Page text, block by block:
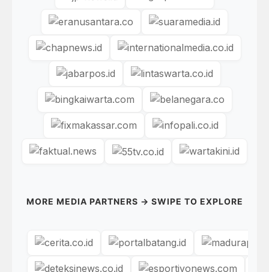
MORE MEDIA PARTNERS → SWIPE TO EXPLORE